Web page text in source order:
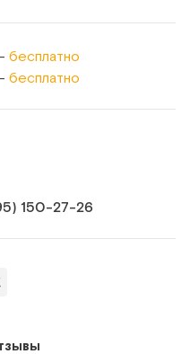
бесплатно
бесплатно
150‑27‑26